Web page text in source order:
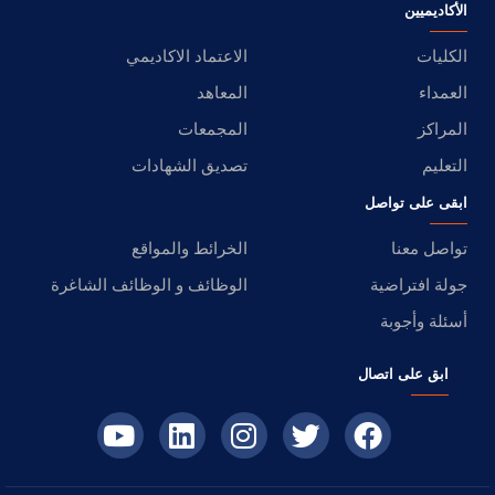
الأكاديميين
الكليات
الاعتماد الاكاديمي
العمداء
المعاهد
المراكز
المجمعات
التعليم
تصديق الشهادات
ابقى على تواصل
تواصل معنا
الخرائط والمواقع
جولة افتراضية
الوظائف و الوظائف الشاغرة
أسئلة وأجوبة
ابق على اتصال